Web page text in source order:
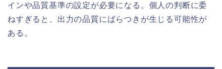
インや品質基準の設定が必要になる。個人の判断に委
ねすぎると、出力の品質にばらつきが生じる可能性が
ある。